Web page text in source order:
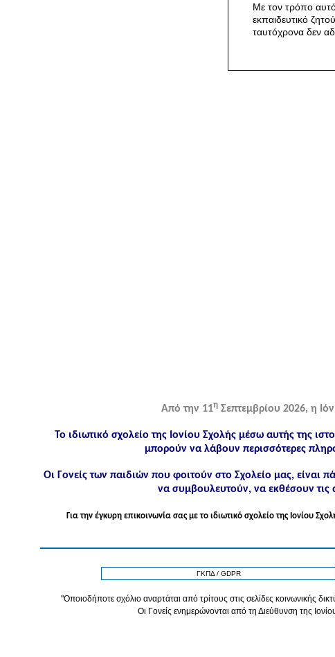
Με τον τρόπο αυτό
εκπαιδευτικό
ταυτόχρονα δεν
Από την 11ηΣεπτεμβρίου 2026, η
Το ιδιωτικό σχολείο της Ιονίου Σχολής μέσω αυτής της
μπορούν να λάβουν περισσότερες
Οι Γονείς των παιδιών που φοιτούν στο Σχολείο μας,
να συμβουλευτούν, να εκθέσουν
Για την έγκυρη επικοινωνία σας με το ιδιωτικό σχολείο της Ιονίου
ΓΚΠΔ / GDPR
"Οποιοδήποτε σχόλιο αναρτάται από τρίτους στις σελίδες κοινωνικής
Οι Γονείς ενημερώνονται από τη Διεύθυνση της